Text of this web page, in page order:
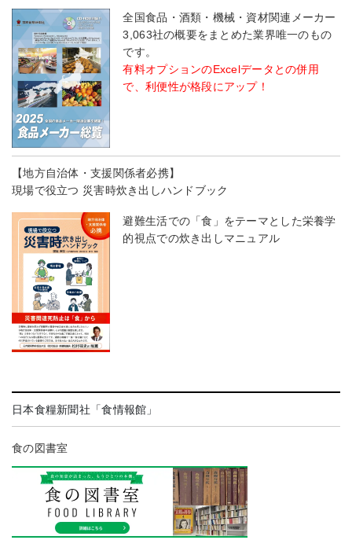
全国食品・酒類・機械・資材関連メーカー
3,063社の概要をまとめた業界唯一のもの
です。
有料オプションのExcelデータとの併用
で、利便性が格段にアップ！
【地方自治体・支援関係者必携】
現場で役立つ 災害時炊き出しハンドブック
避難生活での「食」をテーマとした栄養学
的視点での炊き出しマニュアル
日本食糧新聞社「食情報館」
食の図書室